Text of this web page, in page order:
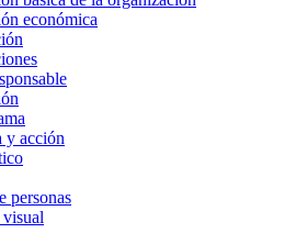
económica
y acción
personas